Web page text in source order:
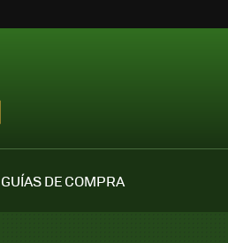
GUÍAS DE COMPRA